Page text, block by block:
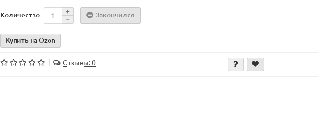
Количество Закончился
Купить на Ozon
Отзывы: 0